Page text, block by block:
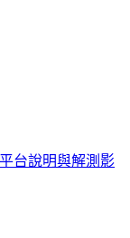
台說明與解測影